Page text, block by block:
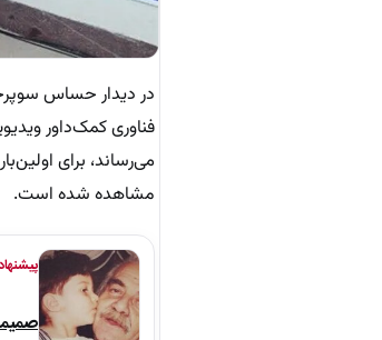
در دیدار حساس
می‌رساند، برای
مشاهده شده است.